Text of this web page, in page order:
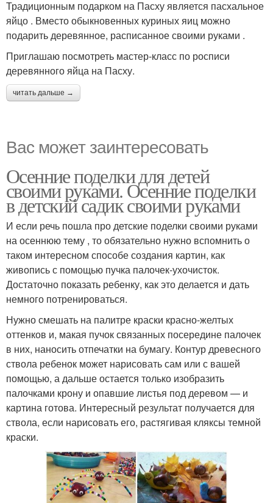
Традиционным подарком на Пасху является пасхальное
яйцо . Вместо обыкновенных куриных яиц можно
подарить деревянное, расписанное своими руками .
Приглашаю посмотреть мастер-класс по росписи
деревянного яйца на Пасху.
читать дальше →
Вас может заинтересовать
Осенние поделки для детей
своими руками. Осенние поделки
в детский садик своими руками
И если речь пошла про детские поделки своими руками
на осеннюю тему , то обязательно нужно вспомнить о
таком интересном способе создания картин, как
живопись с помощью пучка палочек-ухочисток.
Достаточно показать ребенку, как это делается и дать
немного потренироваться.
Нужно смешать на палитре краски красно-желтых
оттенков и, макая пучок связанных посередине палочек
в них, наносить отпечатки на бумагу. Контур древесного
ствола ребенок может нарисовать сам или с вашей
помощью, а дальше остается только изобразить
палочками крону и опавшие листья под деревом — и
картина готова. Интересный результат получается для
ствола, если нарисовать его, растягивая кляксы темной
краски.